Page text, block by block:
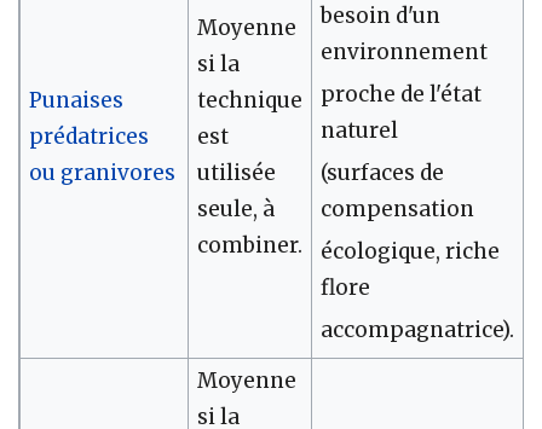
Punaises
prédatrices
ou granivores
Moyenne
si la
technique
est
utilisée
seule, à
combiner.
besoin d'un
environnement
proche de l'état
naturel
(surfaces de
compensation
écologique, riche
flore
accompagnatrice).
Moyenne
si la